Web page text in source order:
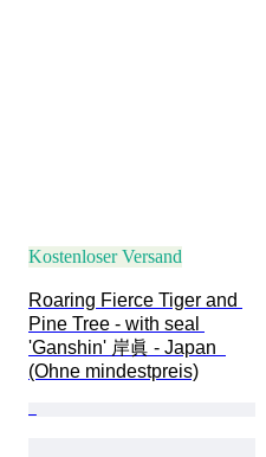
Kostenloser Versand
Roaring Fierce Tiger and
Pine Tree - with seal
'Ganshin' 岸眞 - Japan
(Ohne mindestpreis)